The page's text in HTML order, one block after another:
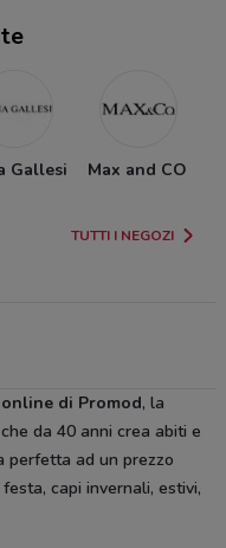
Gallesi Max and CO
TUTTI I NEGOZI
di Promod, la
da 40 anni crea abiti e
perfetta ad un prezzo
capi invernali, estivi,